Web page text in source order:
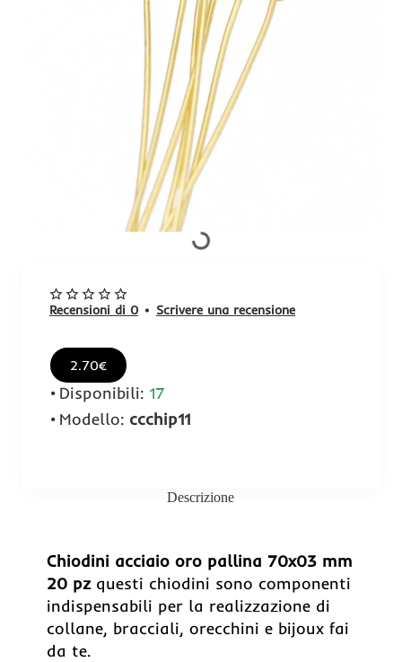
Recensioni di 0 • Scrivere una recensione
2.70€
Disponibili: 17
Modello: ccchip11
Descrizione
Chiodini acciaio oro pallina 70x03 mm
20 pzquesti chiodini sono componenti
indispensabili per la realizzazione di
collane, bracciali, orecchini e bijoux fai
da te.